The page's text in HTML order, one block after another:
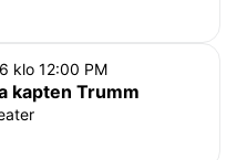
saavad etendusele
klo 12:00 PM
kapten Trumm